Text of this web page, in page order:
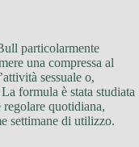
particolarmente
una compressa al
sessuale o,
formula è stata studiata
regolare quotidiana,
settimane di utilizzo.